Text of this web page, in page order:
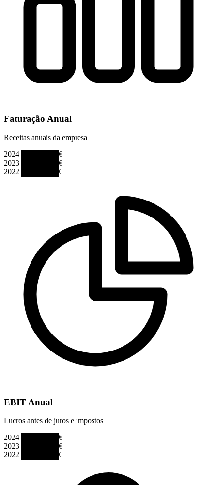
Faturação Anual
Receitas anuais da empresa
2024
███████€
2023
███████€
2022
███████€
EBIT Anual
Lucros antes de juros e impostos
2024
███████€
2023
███████€
2022
███████€